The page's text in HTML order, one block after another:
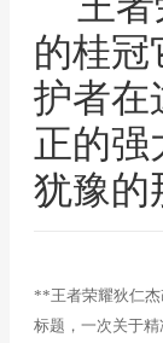
的桂冠
护者在
正的强
犹豫的
**王者荣耀狄仁杰
标题，一次关于